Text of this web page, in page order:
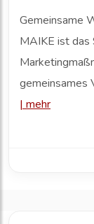
Gemeinsame
MAIKE ist das
gemeinsames
| mehr